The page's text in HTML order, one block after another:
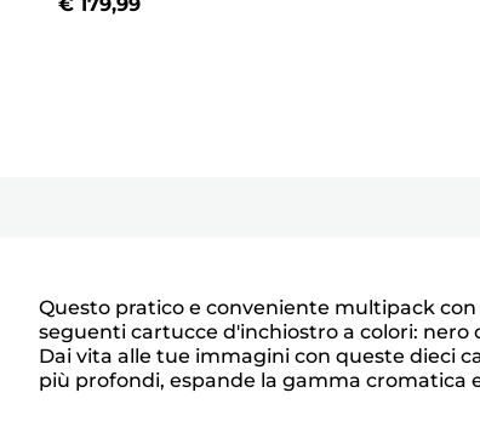
Questo pratico e conveniente multipack
seguenti cartucce d'inchiostro a colori:
Dai vita alle tue immagini con queste dieci
più profondi, espande la gamma cromatica